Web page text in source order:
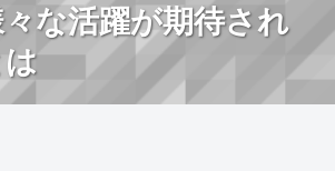
々な活躍が期待され